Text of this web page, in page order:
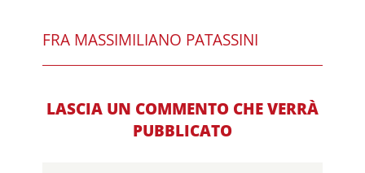
FRA MASSIMILIANO PATASSINI
LASCIA UN COMMENTO CHE VERRÀ
PUBBLICATO